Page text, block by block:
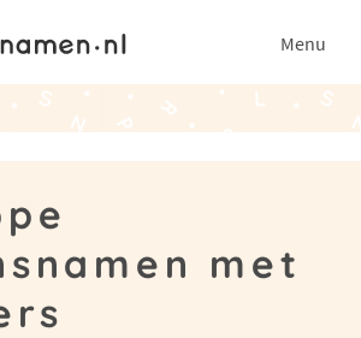
Menu
met